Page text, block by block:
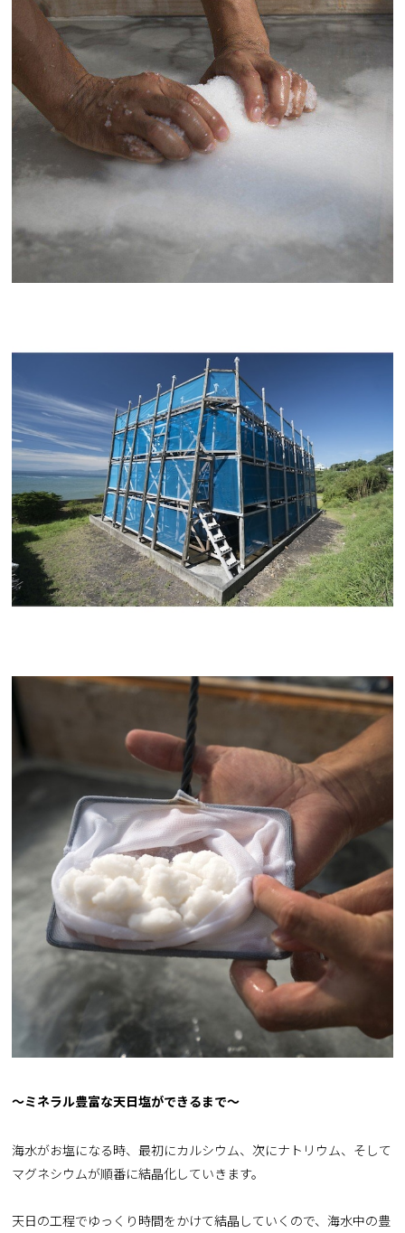
～ミネラル豊富な天日塩ができるまで～
海水がお塩になる時、最初にカルシウム、次にナトリウム、そして
マグネシウムが順番に結晶化していきます。
天日の工程でゆっくり時間をかけて結晶していくので、海水中の豊